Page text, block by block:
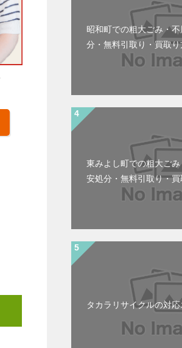
昭和町での粗大ごみ・
分・無料引取り・買取り
東みよし町での粗大ご
安処分・無料引取り・
タカラリサイクルの対応